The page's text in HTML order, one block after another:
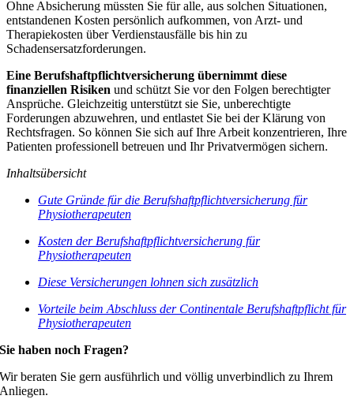
Ohne Absicherung müssten Sie für alle, aus solchen Situationen,
entstandenen Kosten persönlich aufkommen, von Arzt- und
Therapiekosten über Verdienstausfälle bis hin zu
Schadensersatzforderungen.
Eine Berufshaftpflichtversicherung übernimmt diese
finanziellen Risiken und schützt Sie vor den Folgen berechtigter
Ansprüche. Gleichzeitig unterstützt sie Sie, unberechtigte
Forderungen abzuwehren, und entlastet Sie bei der Klärung von
Rechtsfragen. So können Sie sich auf Ihre Arbeit konzentrieren, Ihre
Patienten professionell betreuen und Ihr Privatvermögen sichern.
Inhaltsübersicht
Gute Gründe für die Berufshaftpflichtversicherung für
Physiotherapeuten
Kosten der Berufshaftpflichtversicherung für
Physiotherapeuten
Diese Versicherungen lohnen sich zusätzlich
Vorteile beim Abschluss der Continentale Berufshaftpflicht für
Physiotherapeuten
Sie haben noch Fragen?
Wir beraten Sie gern ausführlich und völlig unverbindlich zu Ihrem
Anliegen.